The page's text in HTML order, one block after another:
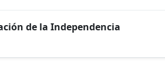
de la Independencia